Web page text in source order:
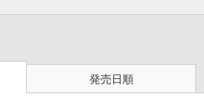
発売日順